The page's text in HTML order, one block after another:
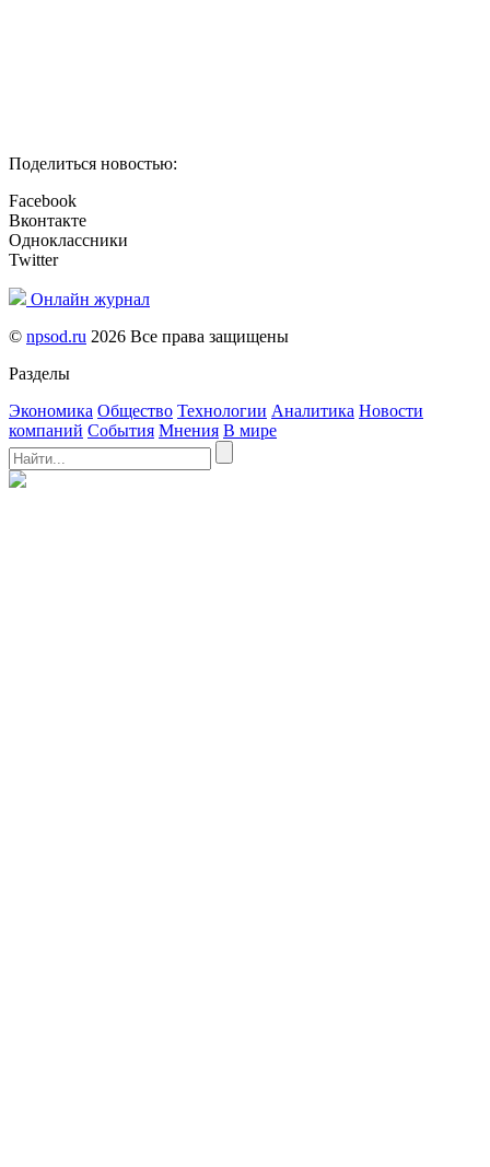
Поделиться новостью:
Facebook
Вконтакте
Одноклассники
Twitter
Онлайн журнал
© npsod.ru 2026 Все права защищены
Разделы
Экономика Общество Технологии Аналитика Новости
компаний События Мнения В мире